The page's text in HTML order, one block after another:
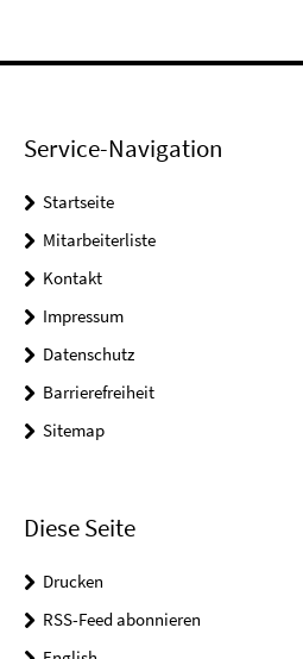
Service-Navigation
Startseite
Mitarbeiterliste
Kontakt
Impressum
Datenschutz
Barrierefreiheit
Sitemap
Diese Seite
Drucken
RSS-Feed abonnieren